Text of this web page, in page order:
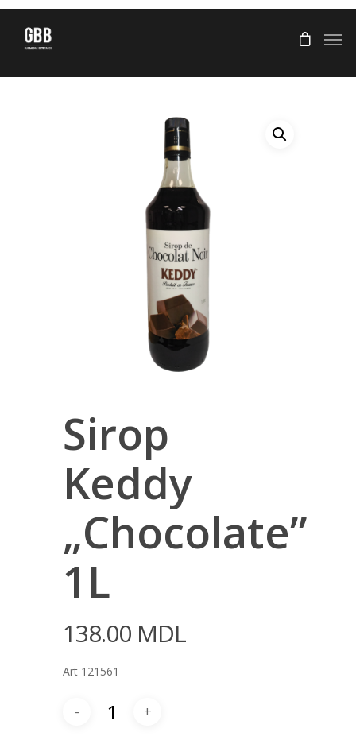
Sirop
Keddy
„Chocolate”
1L
138.00 MDL
Art 121561